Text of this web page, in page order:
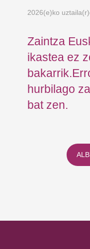
2026(e)ko
Zaintza
ikastea ez
hurbilago
bat zen.